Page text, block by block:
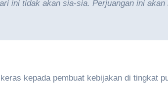
ini tidak akan sia-sia. Perjuangan ini
kepada pembuat kebijakan di tingkat